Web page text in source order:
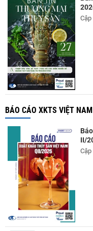
BÁO CÁO XKTS VIỆT NAM
II/